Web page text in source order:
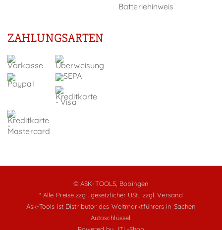
Batteriehinweis
ZAHLUNGSARTEN
© ASK-TOOLS, Bobingen
* Alle Preise zzgl. gesetzlicher USt., zzgl. Versand
Ask-Tools ist Distributor des Weltmarktführers in Sachen
Autoschlüssel.